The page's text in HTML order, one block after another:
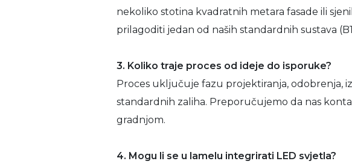
nekoliko stotina kvadratnih metara fasade ili
prilagoditi jedan od naših standardnih sustava
3. Koliko traje proces od ideje do isporuke?
Proces uključuje fazu projektiranja, odobrenja,
standardnih zaliha. Preporučujemo da nas
gradnjom.
4. Mogu li se u lamelu integrirati LED svjetla?